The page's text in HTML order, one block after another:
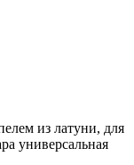
из латуни, для
универсальная